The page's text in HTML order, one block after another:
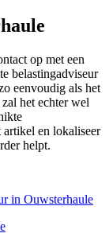
op met een
belastingadviseur
eenvoudig als het
het echter wel
artikel en lokaliseer
helpt.
in Ouwsterhaule